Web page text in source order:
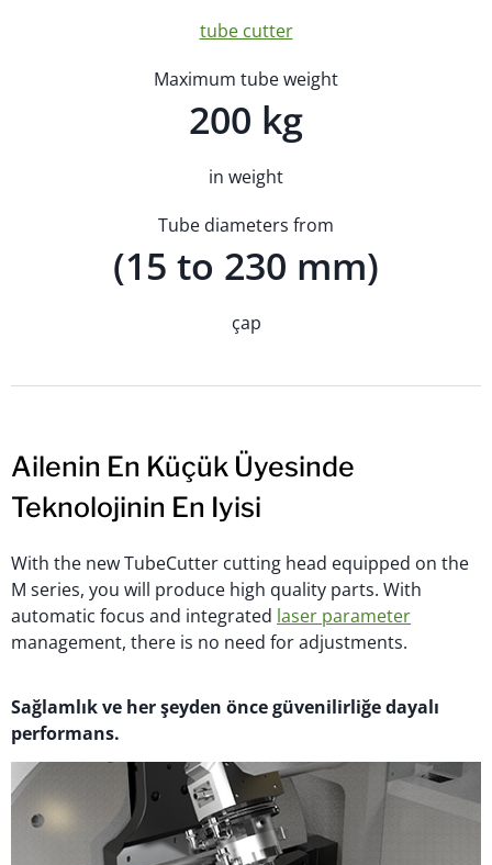
tube cutter
Maximum tube weight
200 kg
in weight
Tube diameters from
(15 to 230 mm)
çap
Ailenin En Küçük Üyesinde
Teknolojinin En Iyisi
With the new TubeCutter cutting head equipped on the
M series, you will produce high quality parts. With
automatic focus and integrated laser parameter
management, there is no need for adjustments.
Sağlamlık ve her şeyden önce güvenilirliğe dayalı
performans.